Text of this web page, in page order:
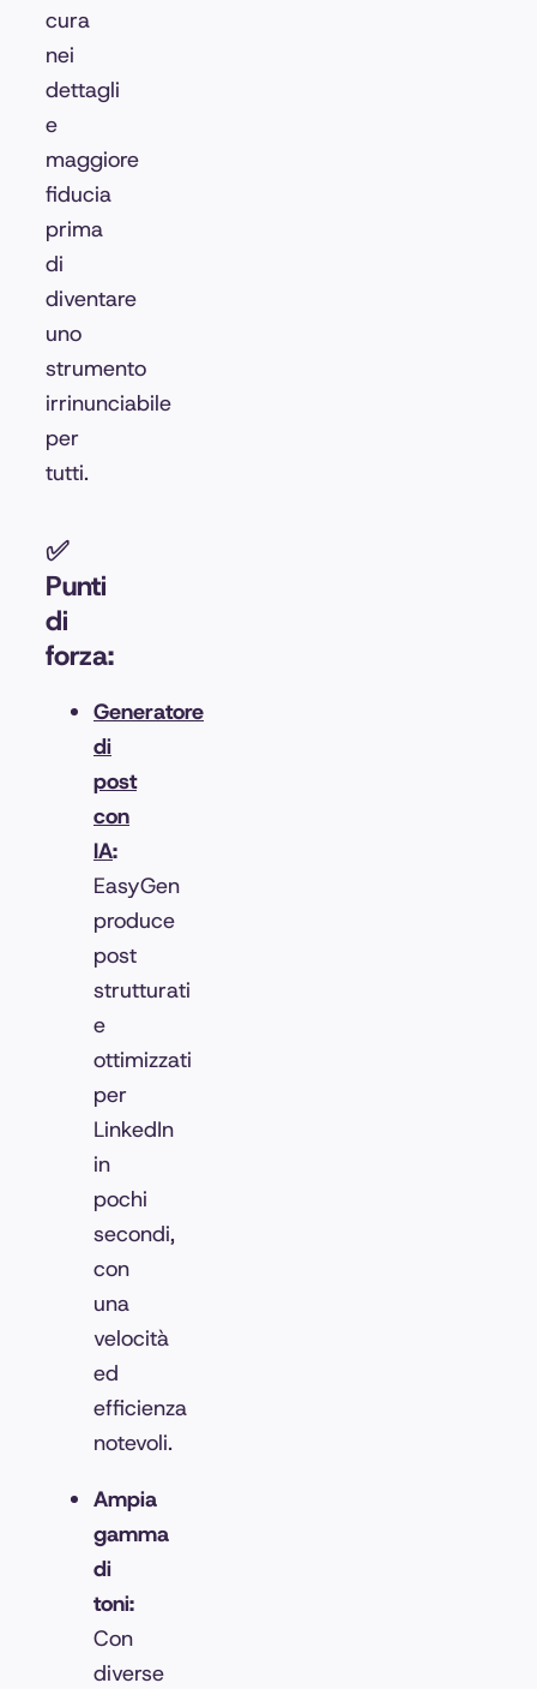
cura
nei
dettagli
e
maggiore
fiducia
prima
di
diventare
uno
strumento
irrinunciabile
per
tutti.
✅
Punti
di
forza:
Generatore
di
post
con
IA:
EasyGen
produce
post
strutturati
e
ottimizzati
per
LinkedIn
in
pochi
secondi,
con
una
velocità
ed
efficienza
notevoli.
Ampia
gamma
di
toni:
Con
diverse